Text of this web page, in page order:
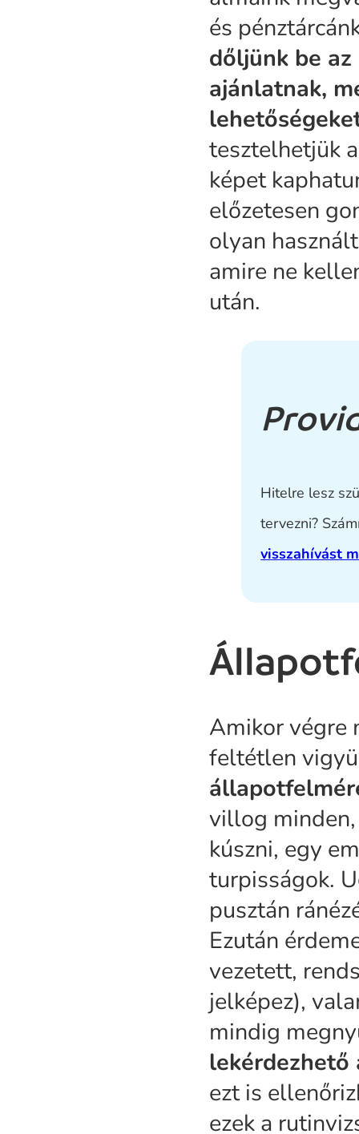
és
dőljünk be
ajánlatnak,
tesztelhetjük
képet
előzetesen
olyan
amire ne
után.
Hitelre lesz
tervezni?
visszahívást
Amikor végre
feltétlen
villog minden,
kúszni, egy
turpisságok.
pusztán
Ezután
vezetett,
jelképez),
mindig
ezt is
ezek a